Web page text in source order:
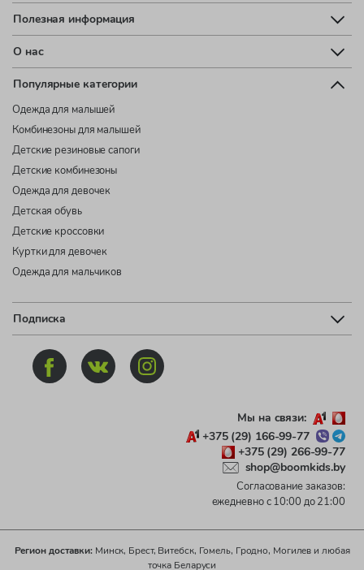
Полезная информация
О нас
Популярные категории
Одежда для малышей
Комбинезоны для малышей
Детские резиновые сапоги
Детские комбинезоны
Одежда для девочек
Детская обувь
Детские кроссовки
Куртки для девочек
Одежда для мальчиков
Подписка
Мы на связи:
+375 (29) 166-99-77
+375 (29) 266-99-77
shop@boomkids.by
Согласование заказов:
ежедневно с 10:00 до 21:00
Регион доставки:Минск, Брест, Витебск, Гомель, Гродно, Могилев и любая
точка Беларуси